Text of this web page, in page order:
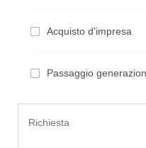
Acquisto d'impresa
Passaggio